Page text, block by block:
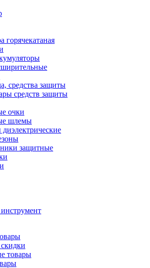
горячекатаная
средства защиты
средств защиты
очки
шлемы
защитные
товары